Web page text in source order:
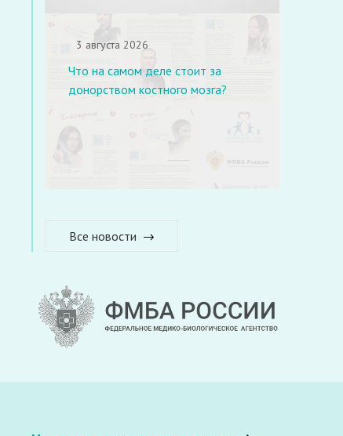
3 августа 2026
Что на самом деле стоит за
донорством костного мозга?
Все новости